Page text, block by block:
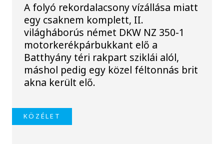
A folyó rekordalacsony vízállása miatt
egy csaknem komplett, II.
világháborús német DKW NZ 350-1
motorkerékpárbukkant elő a
Batthyány téri rakpart sziklái alól,
máshol pedig egy közel féltonnás brit
akna került elő.
KÖZÉLET